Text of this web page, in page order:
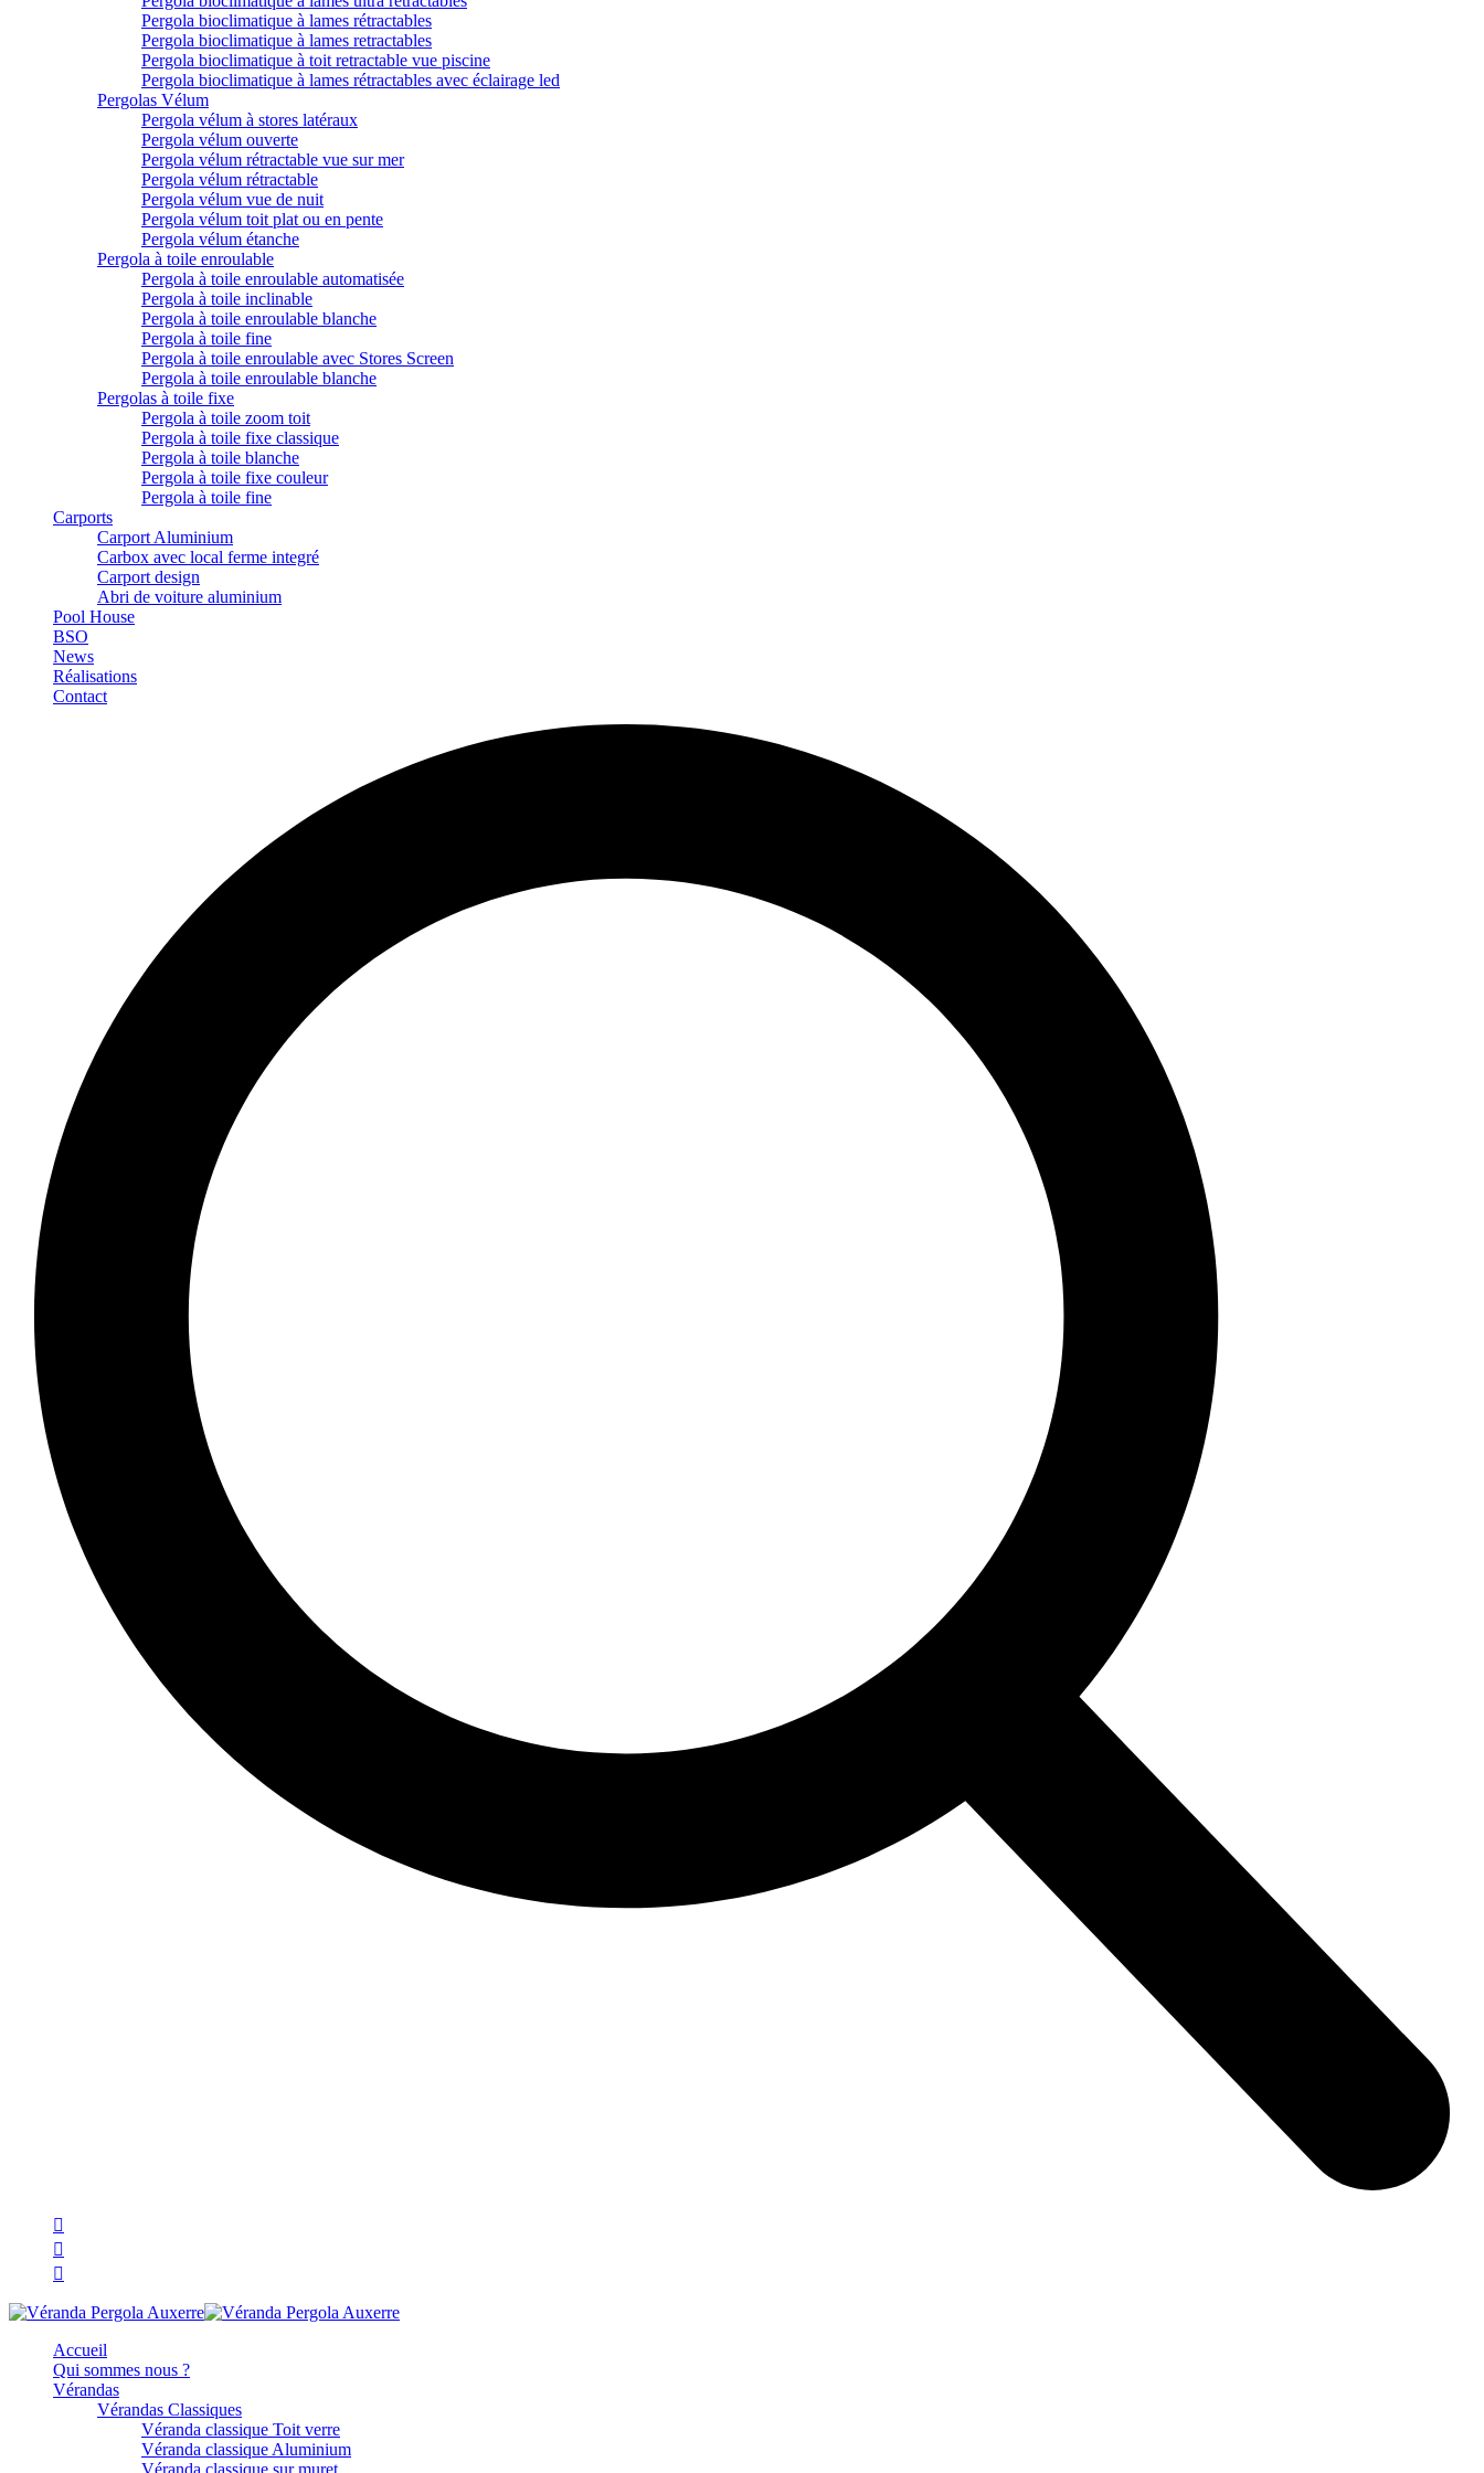
Pergola bioclimatique à lames rétractables
Pergola bioclimatique à lames retractables
Pergola bioclimatique à toit retractable vue piscine
Pergola bioclimatique à lames rétractables avec éclairage led
Pergolas Vélum
Pergola vélum à stores latéraux
Pergola vélum ouverte
Pergola vélum rétractable vue sur mer
Pergola vélum rétractable
Pergola vélum vue de nuit
Pergola vélum toit plat ou en pente
Pergola vélum étanche
Pergola à toile enroulable
Pergola à toile enroulable automatisée
Pergola à toile inclinable
Pergola à toile enroulable blanche
Pergola à toile fine
Pergola à toile enroulable avec Stores Screen
Pergola à toile enroulable blanche
Pergolas à toile fixe
Pergola à toile zoom toit
Pergola à toile fixe classique
Pergola à toile blanche
Pergola à toile fixe couleur
Pergola à toile fine
Carports
Carport Aluminium
Carbox avec local ferme integré
Carport design
Abri de voiture aluminium
Pool House
BSO
News
Réalisations
Contact
Accueil
Qui sommes nous ?
Vérandas
Vérandas Classiques
Véranda classique Toit verre
Véranda classique Aluminium
Véranda classique sur muret